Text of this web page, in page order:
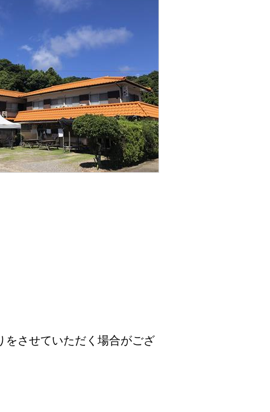
させていただく場合がござ